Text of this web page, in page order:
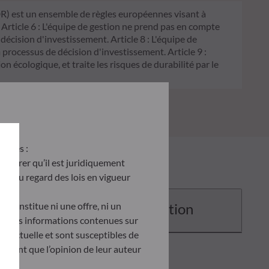
est un ensemble de règles européennes visant à
6 : L'équipe de gestion ne prend pas en compte
d'investissement. Article 8 : L'équipe de
de décision d'investissement. Article 9 :
écologique, et traite les risques de durabilité par le
Documentation
:
qu’il est juridiquement
au regard des lois en vigueur
constitue ni une offre, ni un
Les informations contenues sur
et sont susceptibles de
que l’opinion de leur auteur